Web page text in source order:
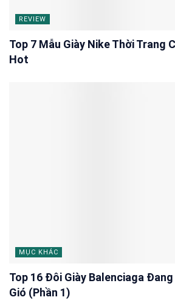
REVIEW
Top 7 Mẫu Giày Nike Thời Trang
Hot
MỤC KHÁC
Top 16 Đôi Giày Balenciaga
Gió (Phần 1)